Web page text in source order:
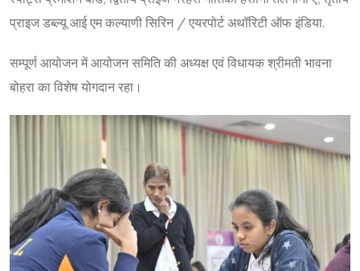
प्राइज डब्ल्यू आई एम कल्याणी सिरिन / एयरपोर्ट अथॉरिटी ऑफ इंडिया.
सम्पूर्ण आयोजन में आयोजन समिति की अध्यक्ष एवं विधायक श्रीमती भावना
बोहरा का विशेष योगदान रहा।